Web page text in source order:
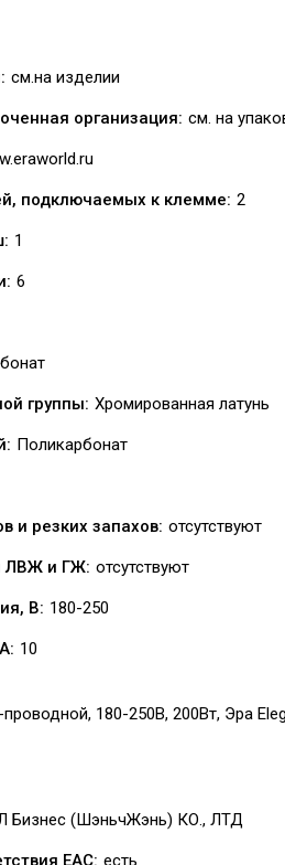
см.на изделии
организация: см. на
подключаемых к клемме: 2
1
6
группы: Хромированная латунь
Поликарбонат
и резких запахов: отсутствуют
ЛВЖ и ГЖ: отсутствуют
В: 180-250
10
180-250В, 200Вт, Эра
Бизнес (ШэньчЖэнь) КО., ЛТД
EAC: есть